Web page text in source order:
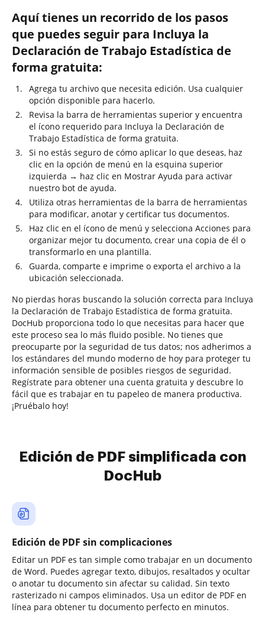
Aquí tienes un recorrido de los pasos
que puedes seguir para Incluya la
Declaración de Trabajo Estadística de
forma gratuita:
Agrega tu archivo que necesita edición. Usa cualquier
opción disponible para hacerlo.
Revisa la barra de herramientas superior y encuentra
el ícono requerido para Incluya la Declaración de
Trabajo Estadística de forma gratuita.
Si no estás seguro de cómo aplicar lo que deseas, haz
clic en la opción de menú en la esquina superior
izquierda → haz clic en Mostrar Ayuda para activar
nuestro bot de ayuda.
Utiliza otras herramientas de la barra de herramientas
para modificar, anotar y certificar tus documentos.
Haz clic en el ícono de menú y selecciona Acciones para
organizar mejor tu documento, crear una copia de él o
transformarlo en una plantilla.
Guarda, comparte e imprime o exporta el archivo a la
ubicación seleccionada.
No pierdas horas buscando la solución correcta para Incluya
la Declaración de Trabajo Estadística de forma gratuita.
DocHub proporciona todo lo que necesitas para hacer que
este proceso sea lo más fluido posible. No tienes que
preocuparte por la seguridad de tus datos; nos adherimos a
los estándares del mundo moderno de hoy para proteger tu
información sensible de posibles riesgos de seguridad.
Regístrate para obtener una cuenta gratuita y descubre lo
fácil que es trabajar en tu papeleo de manera productiva.
¡Pruébalo hoy!
Edición de PDF simplificada con
DocHub
Edición de PDF sin complicaciones
Editar un PDF es tan simple como trabajar en un documento
de Word. Puedes agregar texto, dibujos, resaltados y ocultar
o anotar tu documento sin afectar su calidad. Sin texto
rasterizado ni campos eliminados. Usa un editor de PDF en
línea para obtener tu documento perfecto en minutos.